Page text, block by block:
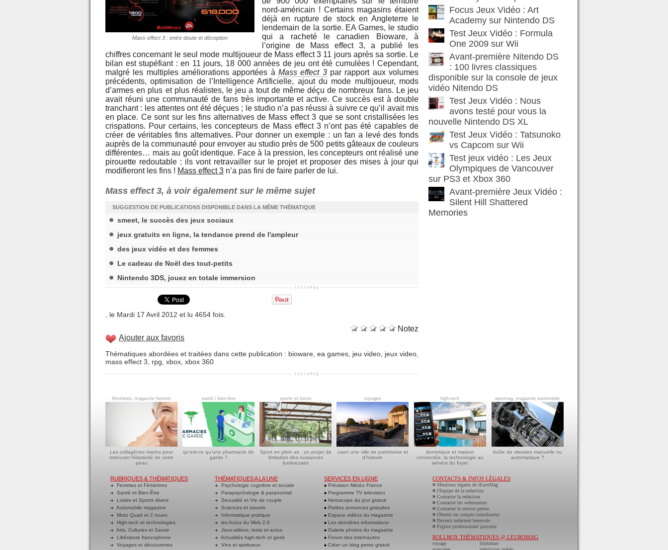
Mass effect 3 : entre doute et déception
nord-américain ! Certains magasins étaient
déjà en rupture de stock en Angleterre le
lendemain de la sortie. EA Games, le studio
qui a racheté le canadien Bioware, à
l’origine de Mass effect 3, a publié les
chiffres concernant le seul mode multijoueur de Mass effect 3 11 jours après sa sortie. Le
bilan est stupéfiant : en 11 jours, 18 000 années de jeu ont été cumulées ! Cependant,
malgré les multiples améliorations apportées à Mass effect 3par rapport aux volumes
précédents, optimisation de l’Intelligence Artificielle, ajout du mode multijoueur, mods
d’armes en plus et plus réalistes, le jeu a tout de même déçu de nombreux fans. Le jeu
avait réuni une communauté de fans très importante et active. Ce succès est à double
tranchant : les attentes ont été déçues ; le studio n’a pas réussi à suivre ce qu’il avait mis
en place. Ce sont sur les fins alternatives de Mass effect 3 que se sont cristallisées les
crispations. Pour certains, les concepteurs de Mass effect 3 n’ont pas été capables de
créer de véritables fins alternatives. Pour donner un exemple : un fan a levé des fonds
auprès de la communauté pour envoyer au studio près de 500 petits gâteaux de couleurs
différentes… mais au goût identique. Face à la pression, les concepteurs ont réalisé une
pirouette redoutable : ils vont retravailler sur le projet et proposer des mises à jour qui
modifieront les fins ! Mass effect 3 n’a pas fini de faire parler de lui.
Mass effect 3, à voir également sur le même sujet
SUGGESTION DE PUBLICATIONS DISPONIBLE DANS LA MÊME THÉMATIQUE
smeet, le succès des jeux sociaux
jeux gratuits en ligne, la tendance prend de l'ampleur
des jeux vidéo et des femmes
Le cadeau de Noël des tout-petits
Nintendo 3DS, jouez en totale immersion
, le Mardi 17 Avril 2012 et lu 4654 fois.
Notez
Ajouter aux favoris
Thèmatiques abordées et traitées dans cette publication : bioware ea games jeu video jeux video
mass effect 3
rpg xbox xbox 360
Focus Jeux Vidéo : Art
Academy sur Nintendo DS
Test Jeux Vidéo : Formula
One 2009 sur Wii
Avant-première Nitendo DS
: 100 livres classiques
disponible sur la console de jeux
vidéo Nitendo DS
Test Jeux Vidéo : Nous
avons testé pour vous la
nouvelle Nintendo DS XL
Test Jeux Vidéo : Tatsunoko
vs Capcom sur Wii
Test jeux vidéo : Les Jeux
Olympiques de Vancouver
sur PS3 et Xbox 360
Avant-première Jeux Vidéo :
Silent Hill Shattered
Memories
féminines, magazine feminin
Les collagènes marins pour
retrouver l'élasticité de votre
peau
santé / bien-être
qu'est-ce qu'une pharmacie de
garde ?
sports et loisirs
Sport en plein air : un projet de
limitation des nuisances
lumineuses
voyages
caen une ville de patrimoine et
d'histoire
high-tech
domotique et maison
connectée, la technologie au
service du foyer
automag, magazine automobile
boîte de vitesses manuelle ou
automatique ?
RUBRIQUES & THÉMATIQUES
Femmes et Féminines
Santé et Bien-Être
Loisirs et Sports divers
Automobile magazine
Moto Quad et 2 roues
High-tech et technologies
Arts, Cultures et Savoir
Littérature francophone
Voyages et découvertes
THÉMATIQUES A LA UNE
Psychologie cognitive et sociale
Parapsychologie & paranormal
Sexualité et Vie de couple
Sciences et savoirs
Informatique pratique
les Actus du Web 2.0
Jeux-vidéos, tests et actus
Actualités high-tech et geek
Vins et spiritueux
SERVICES EN LIGNE
Prévision Météo France
Programme TV television
Horoscope du jour gratuit
Petites annonces gratuites
Espace vidéos du magazine
Les dernières informations
Galerie photos du magazine
Forum des internautes
Créer un blog perso gratuit
CONTACTS & INFOS LÉGALES
» Mentions legales de lEuroMag
» l'Equipe de la redaction
» Contacter la redaction
» Contacter les webmasters
» Contacter le service presse
» Obtenir un compte contributeur
» Devenir redacteur benevole
» Pigiste professionnel postulez
ROLLBOX THÉMATIQUES @ LEUROMAG
voyage
littérature